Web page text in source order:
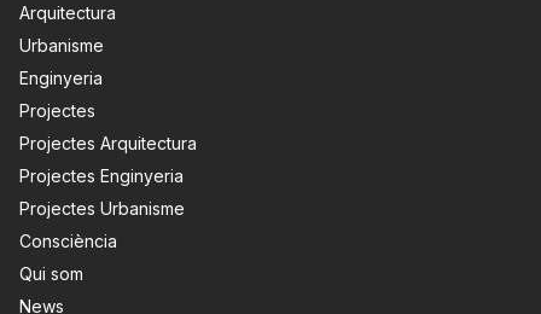
Arquitectura
Urbanisme
Enginyeria
Projectes
Projectes Arquitectura
Projectes Enginyeria
Projectes Urbanisme
Consciència
Qui som
News